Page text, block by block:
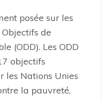
posée sur les
de
(ODD). Les ODD
objectifs
les Nations Unies
la pauvreté,